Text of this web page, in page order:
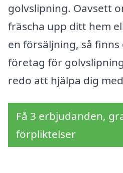
golvslipning. Oavsett
fräscha upp ditt hem
en försäljning, så
företag för
redo att hjälpa dig
Få 3 erbjudanden,
förpliktelser